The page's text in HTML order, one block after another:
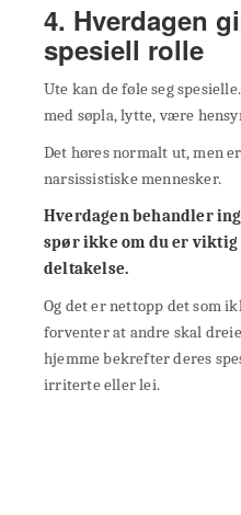
4. Hverdagen
spesiell rolle
Ute kan de føle seg
med søpla, lytte, være
Det høres normalt ut, men
narsissistiske mennesker.
Hverdagen behandler
spør ikke om du er
deltakelse.
Og det er nettopp det som
forventer at andre skal
hjemme bekrefter deres
irriterte eller lei.